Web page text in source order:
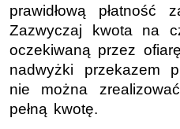
prawidłową płatność
Zazwyczaj kwota na
oczekiwaną przez
nadwyżki przekazem
nie można
pełną kwotę.